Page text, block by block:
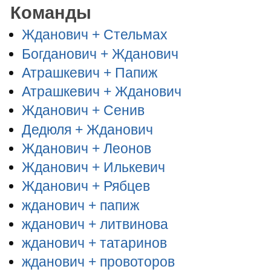
Команды
Жданович + Стельмах
Богданович + Жданович
Атрашкевич + Папиж
Атрашкевич + Жданович
Жданович + Сенив
Дедюля + Жданович
Жданович + Леонов
Жданович + Илькевич
Жданович + Рябцев
жданович + папиж
жданович + литвинова
жданович + татаринов
жданович + провоторов